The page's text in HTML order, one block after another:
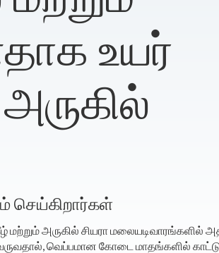
உயர்
செய்கிறார்கள்
அருகில் சியரா மலையடிவாரங்களில்
வருவதால், வெப்பமான கோடை மாதங்களில்